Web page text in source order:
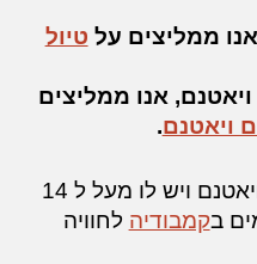
ממליצים על טיול
ויאטנם, אנו ממליצים
ויאטנם.
מי שנוסע לויאטנם ויש לו מעל ל 14
בקמבודיה לחוויה